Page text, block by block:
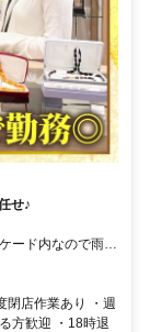
せ♪
ード内なので雨で
閉店作業あり ・週
方歓迎 ・18時退